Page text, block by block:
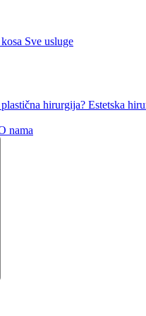
Sve usluge
plastična hirurgija? Estetska